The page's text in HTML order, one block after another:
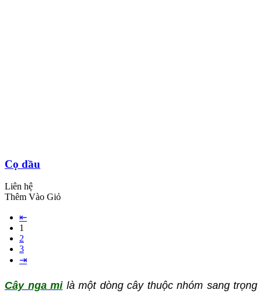
Cọ dầu
Liên hệ
Thêm Vào Giỏ
⇤
1
2
3
⇥
Cây nga mi là một dòng cây thuộc nhóm sang trọng